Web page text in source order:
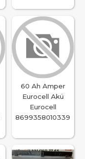
60 Ah Amper
Eurocell Akü
Eurocell
8699358010339